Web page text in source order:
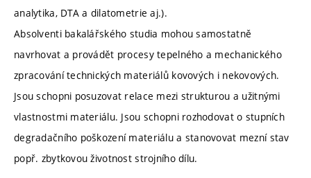
analytika, DTA a dilatometrie aj.).
Absolventi bakalářského studia mohou samostatně
navrhovat a provádět procesy tepelného a mechanického
zpracování technických materiálů kovových i nekovových.
Jsou schopni posuzovat relace mezi strukturou a užitnými
vlastnostmi materiálu. Jsou schopni rozhodovat o stupních
degradačního poškození materiálu a stanovovat mezní stav
popř. zbytkovou životnost strojního dílu.